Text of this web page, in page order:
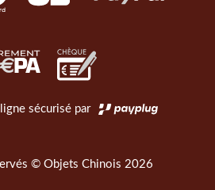
sécurisé par
© Objets Chinois 2026